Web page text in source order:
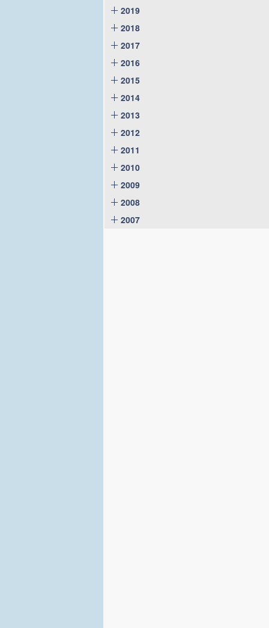
2019
2018
2017
2016
2015
2014
2013
2012
2011
2010
2009
2008
2007